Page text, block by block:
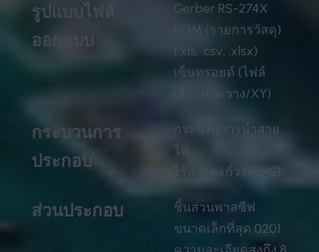
รูปแบบไฟล์
ออกแบบ
Gerber RS-274X
BOM (รายการวัสดุ)
(.xls, .csv, .xlsx)
เซ็นทรอยด์ (ไฟล์
เลือกและวาง/XY)
กระบวนการ
ประกอบ
กระบวนการนำสาย
ไฟ
ไร้สารตะกั่ว (RoHS)
ส่วนประกอบ
ชิ้นส่วนพาสซีฟ
ขนาดเล็กที่สุด 0201